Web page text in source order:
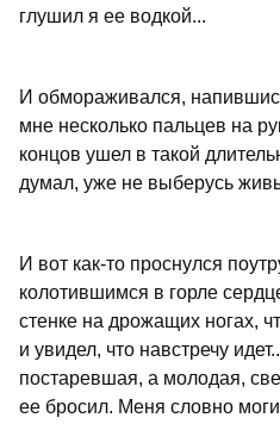
глушил я ее водкой...
И обмораживался,
мне несколько пальцев на
концов ушел в такой
думал, уже не выберусь
И вот как-то проснулся
колотившимся в горле
стенке на дрожащих ногах,
и увидел, что навстречу
постаревшая, а молодая,
ее бросил. Меня словно